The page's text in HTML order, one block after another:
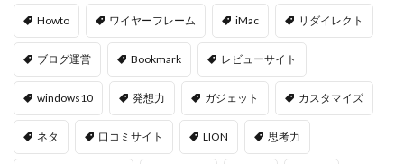
Howto ワイヤーフレーム iMac リダイレクト
ブログ運営 Bookmark レビューサイト
windows10 発想力 ガジェット カスタマイズ
ネタ 口コミサイト LION 思考力